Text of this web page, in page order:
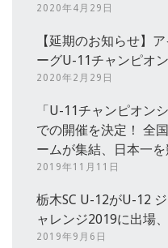
2020年4月29日
【延期のお知らせ】
ーグU-11チャンピオ
2020年2月29日
「U-11チャンピオン
での開催を決定！ 全
ームが集結、日本一を
2019年11月11日
栃木SC U-12がU-12
ャレンジ2019に出場
2019年9月6日